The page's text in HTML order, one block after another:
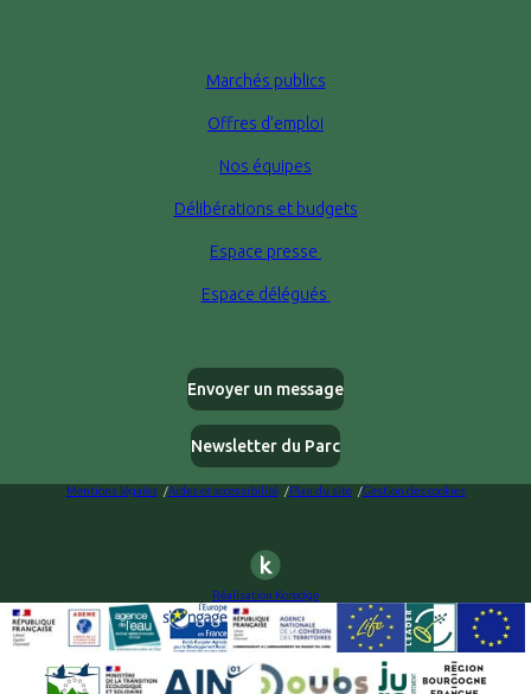
Marchés publics
Offres d’emploi
Nos équipes
Délibérations et budgets
Espace presse
Espace délégués
Envoyer un message
Newsletter du Parc
Mentions légales Aides et accessibilité Plan du site Gestion des cookies
Réalisation Koredge